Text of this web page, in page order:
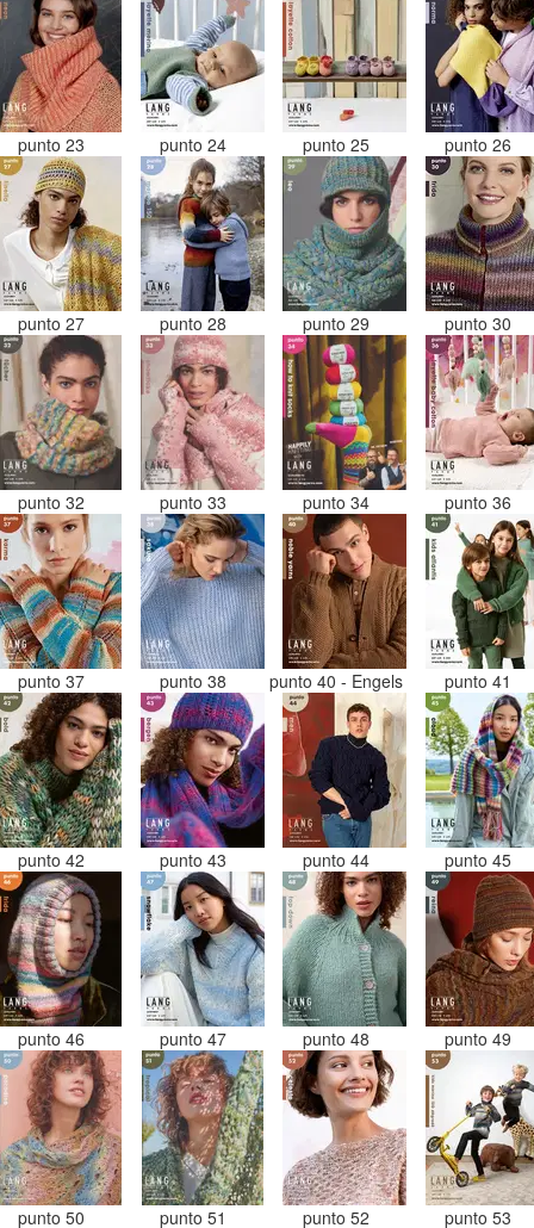
punto 23 punto 24 punto 25 punto 26
punto 27 punto 28 punto 29 punto 30
punto 32 punto 33 punto 34 punto 36
punto 37 punto 38 punto 40 - Engels punto 41
punto 42 punto 43 punto 44 punto 45
punto 46 punto 47 punto 48 punto 49
punto 50 punto 51 punto 52 punto 53